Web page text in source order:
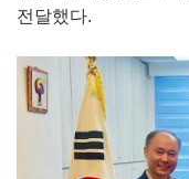
전달했다.